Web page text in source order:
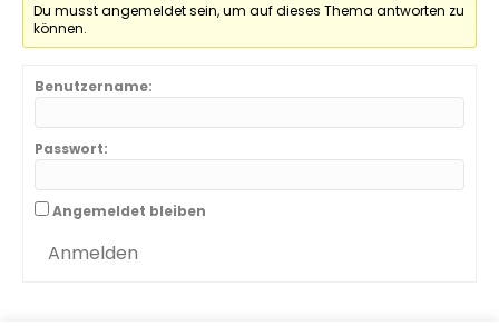
Du musst angemeldet sein, um auf dieses Thema antworten zu
können.
Benutzername:
Passwort:
Angemeldet bleiben
Anmelden